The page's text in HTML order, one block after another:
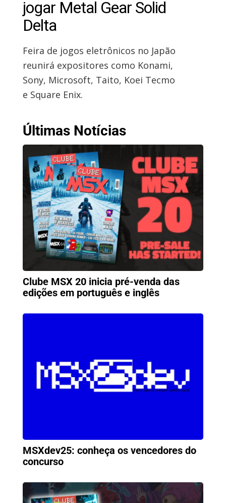
jogar Metal Gear Solid
Delta
Feira de jogos eletrônicos no Japão
reunirá expositores como Konami,
Sony, Microsoft, Taito, Koei Tecmo
e Square Enix.
Últimas Notícias
Clube MSX 20 inicia pré-venda das
edições em português e inglês
MSXdev25: conheça os vencedores do
concurso